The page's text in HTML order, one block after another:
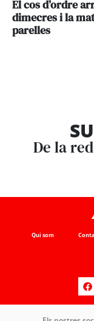
El cos d’ordre
dimecres i la
parelles
De la
Qui som